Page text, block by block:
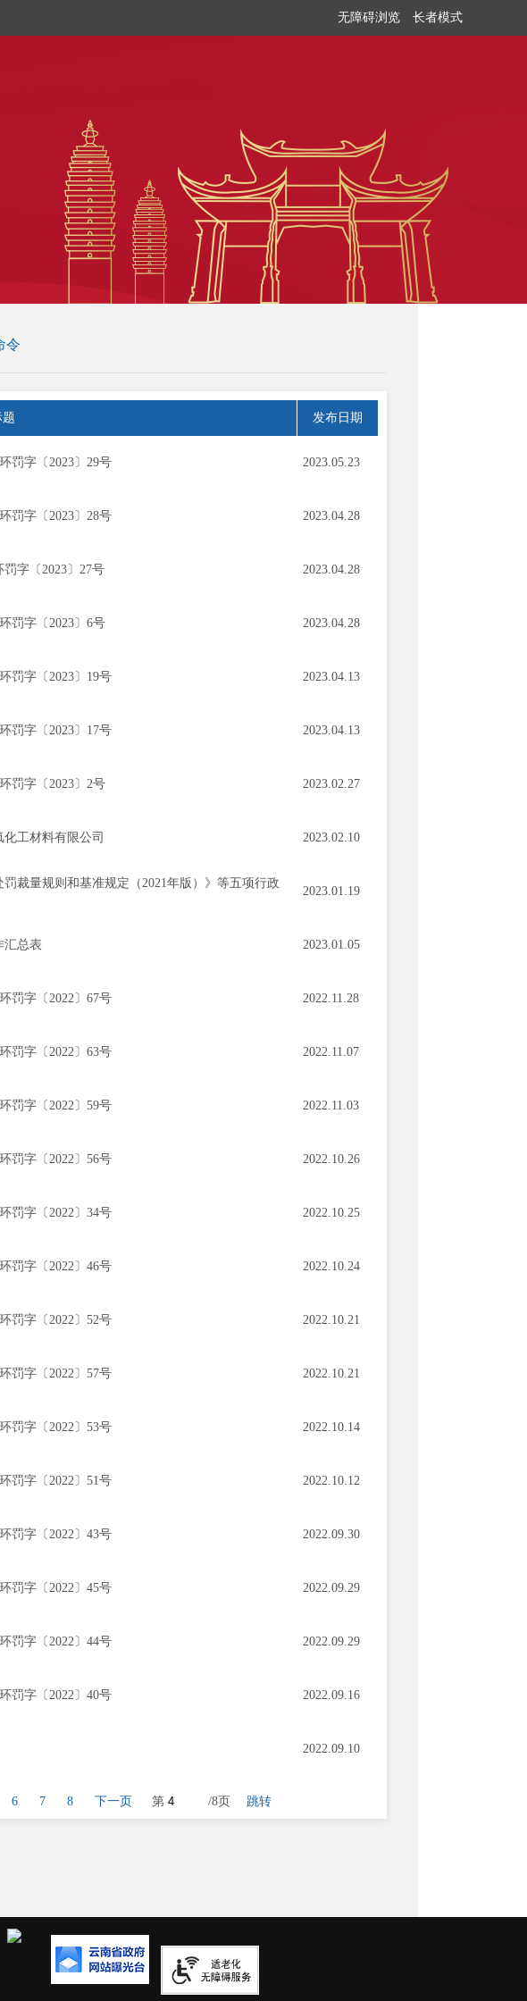
无障碍浏览 长者模式
令
题 发布日期
罚字〔2023〕29号 2023.05.23
罚字〔2023〕28号 2023.04.28
字〔2023〕27号 2023.04.28
罚字〔2023〕6号 2023.04.28
罚字〔2023〕19号 2023.04.13
罚字〔2023〕17号 2023.04.13
罚字〔2023〕2号 2023.02.27
工材料有限公司 2023.02.10
裁量规则和基准规定（2021年版）》等五项行政
2023.01.19
汇总表 2023.01.05
罚字〔2022〕67号 2022.11.28
罚字〔2022〕63号 2022.11.07
罚字〔2022〕59号 2022.11.03
罚字〔2022〕56号 2022.10.26
罚字〔2022〕34号 2022.10.25
罚字〔2022〕46号 2022.10.24
罚字〔2022〕52号 2022.10.21
罚字〔2022〕57号 2022.10.21
罚字〔2022〕53号 2022.10.14
罚字〔2022〕51号 2022.10.12
罚字〔2022〕43号 2022.09.30
罚字〔2022〕45号 2022.09.29
罚字〔2022〕44号 2022.09.29
罚字〔2022〕40号 2022.09.16
2022.09.10
6 7 8 下一页 第 /8页 跳转